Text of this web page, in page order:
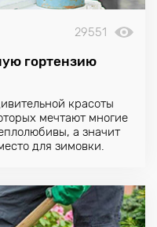
29551
гортензию
красоты
мечтают многие
а значит
для зимовки.